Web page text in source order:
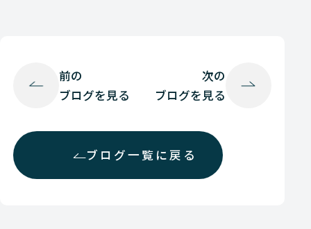
前の
ブログを見る
ブログ一覧に戻る
次の
ブログを見る